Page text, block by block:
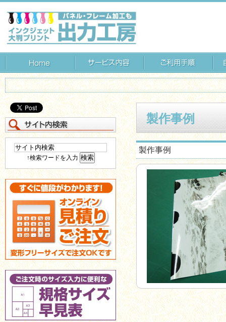
製作事例
製作事例
↑検索ワードを入力